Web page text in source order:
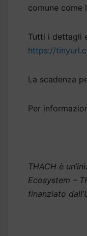
comune come
Tutti i dettagli
https://
La scadenza
Per
THACH è
Ecosystem –
finanziato